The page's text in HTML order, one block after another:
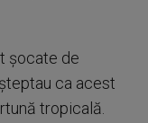
şocate de
ca acest
tropicală.